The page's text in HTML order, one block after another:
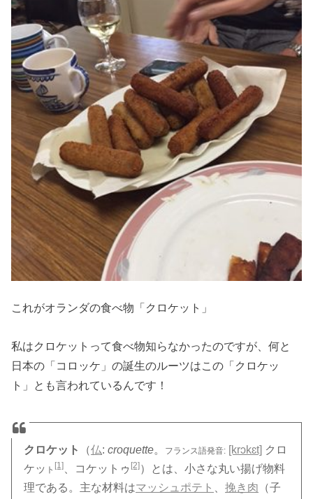
これがオランダの食べ物「クロケット」
私はクロケットって食べ物知らなかったのですが、何と
日本の「コロッケ」の誕生のルーツはこの「クロケッ
ト」とも言われているんです！
クロケット （仏:croquette。 フランス語発音: [krɔkɛt] クロ
ケッ ト [1] 、コケットゥ [2]）とは、小さな丸い揚げ物料
理である。主な材料はマッシュポテト 、挽き肉 （子